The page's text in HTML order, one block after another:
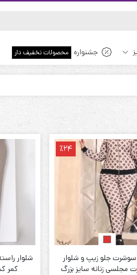
جشنواره محصولات تخفیف دار
٪24
جلو زیپ و شلوار
مجلسی زنانه سایز بزرگ
شلوار
کمر